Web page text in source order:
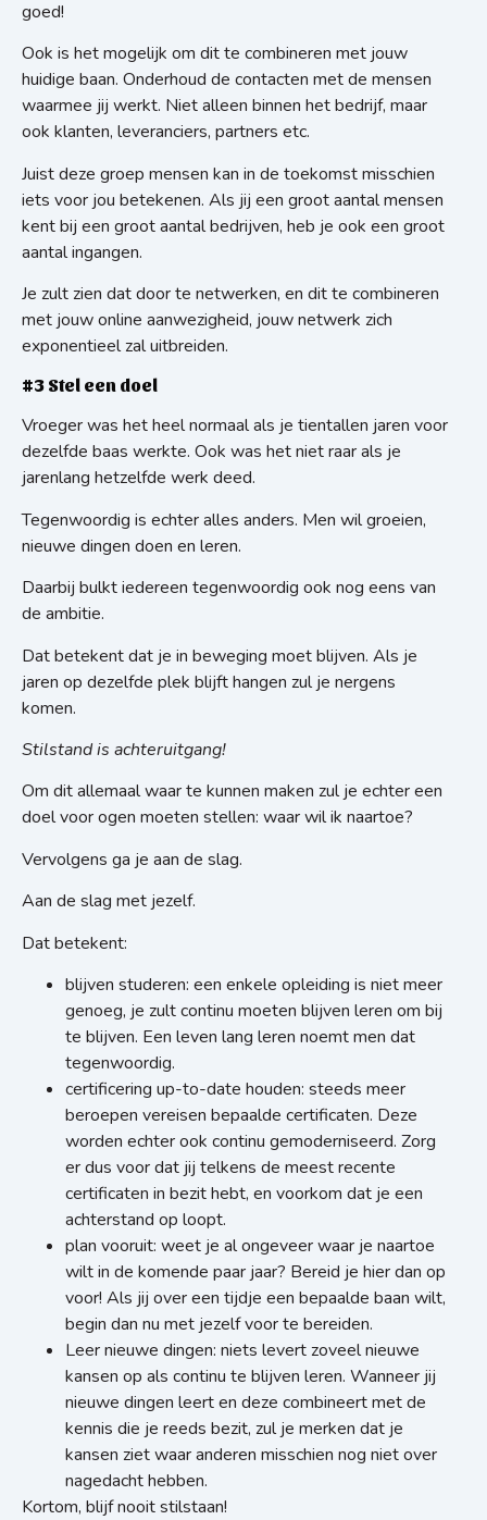
goed!
Ook is het mogelijk om dit te combineren met jouw
huidige baan. Onderhoud de contacten met de mensen
waarmee jij werkt. Niet alleen binnen het bedrijf, maar
ook klanten, leveranciers, partners etc.
Juist deze groep mensen kan in de toekomst misschien
iets voor jou betekenen. Als jij een groot aantal mensen
kent bij een groot aantal bedrijven, heb je ook een groot
aantal ingangen.
Je zult zien dat door te netwerken, en dit te combineren
met jouw online aanwezigheid, jouw netwerk zich
exponentieel zal uitbreiden.
#3 Stel een doel
Vroeger was het heel normaal als je tientallen jaren voor
dezelfde baas werkte. Ook was het niet raar als je
jarenlang hetzelfde werk deed.
Tegenwoordig is echter alles anders. Men wil groeien,
nieuwe dingen doen en leren.
Daarbij bulkt iedereen tegenwoordig ook nog eens van
de ambitie.
Dat betekent dat je in beweging moet blijven. Als je
jaren op dezelfde plek blijft hangen zul je nergens
komen.
Stilstand is achteruitgang!
Om dit allemaal waar te kunnen maken zul je echter een
doel voor ogen moeten stellen: waar wil ik naartoe?
Vervolgens ga je aan de slag.
Aan de slag met jezelf.
Dat betekent:
blijven studeren: een enkele opleiding is niet meer
genoeg, je zult continu moeten blijven leren om bij
te blijven. Een leven lang leren noemt men dat
tegenwoordig.
certificering up-to-date houden: steeds meer
beroepen vereisen bepaalde certificaten. Deze
worden echter ook continu gemoderniseerd. Zorg
er dus voor dat jij telkens de meest recente
certificaten in bezit hebt, en voorkom dat je een
achterstand op loopt.
plan vooruit: weet je al ongeveer waar je naartoe
wilt in de komende paar jaar? Bereid je hier dan op
voor! Als jij over een tijdje een bepaalde baan wilt,
begin dan nu met jezelf voor te bereiden.
Leer nieuwe dingen: niets levert zoveel nieuwe
kansen op als continu te blijven leren. Wanneer jij
nieuwe dingen leert en deze combineert met de
kennis die je reeds bezit, zul je merken dat je
kansen ziet waar anderen misschien nog niet over
nagedacht hebben.
Kortom, blijf nooit stilstaan!